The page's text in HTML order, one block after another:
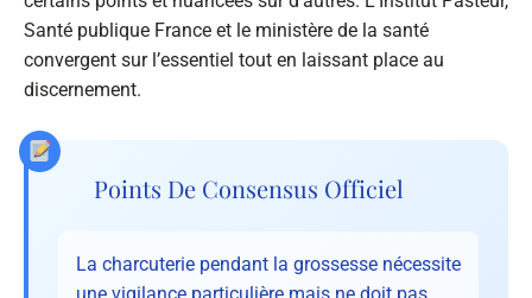
Santé publique France et le ministère de la santé
convergent sur l’essentiel tout en laissant place au
discernement.
Points De Consensus Officiel
La charcuterie pendant la grossesse nécessite